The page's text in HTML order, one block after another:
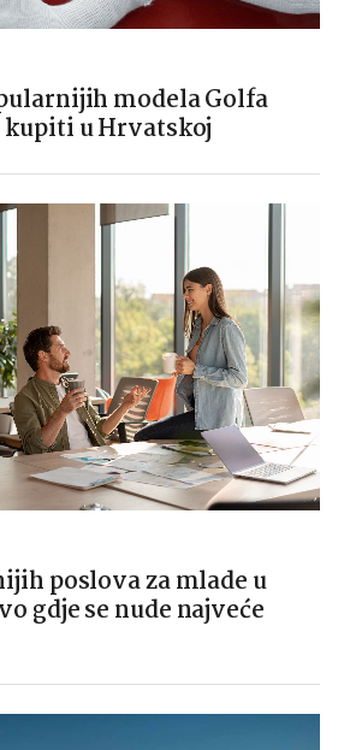
modela Golfa
kupiti u Hrvatskoj
poslova za mlade u
gdje se nude najveće